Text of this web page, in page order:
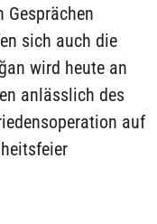
Gesprächen
sich auch die
wird heute an
anlässlich des
auf